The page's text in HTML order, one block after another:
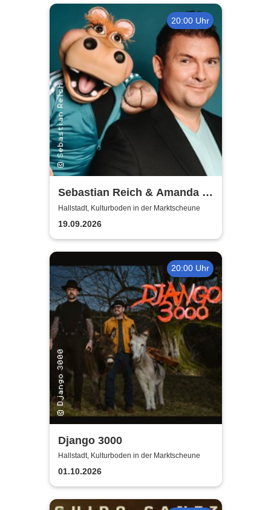
20:00 Uhr
Sebastian Reich & Amanda -
Purer Zufall
Hallstadt, Kulturboden in der Marktscheune
19.09.2026
20:00 Uhr
Django 3000
Hallstadt, Kulturboden in der Marktscheune
01.10.2026